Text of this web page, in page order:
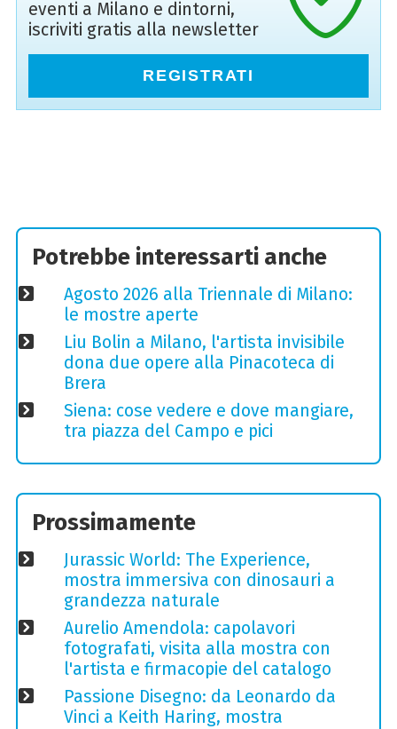
eventi a Milano e dintorni,
iscriviti gratis alla newsletter
REGISTRATI
Potrebbe interessarti anche
Agosto 2026 alla Triennale di Milano:
le mostre aperte
Liu Bolin a Milano, l'artista invisibile
dona due opere alla Pinacoteca di
Brera
Siena: cose vedere e dove mangiare,
tra piazza del Campo e pici
Prossimamente
Jurassic World: The Experience,
mostra immersiva con dinosauri a
grandezza naturale
Aurelio Amendola: capolavori
fotografati, visita alla mostra con
l'artista e firmacopie del catalogo
Passione Disegno: da Leonardo da
Vinci a Keith Haring, mostra